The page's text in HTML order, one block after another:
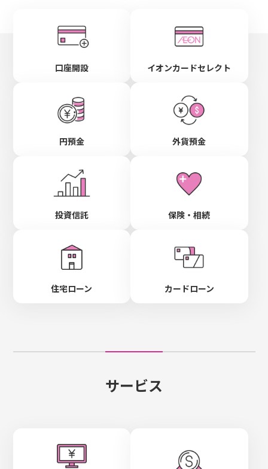
口座開設 イオンカードセレクト
円預金 外貨預金
投資信託 保険・相続
住宅ローン カードローン
サービス